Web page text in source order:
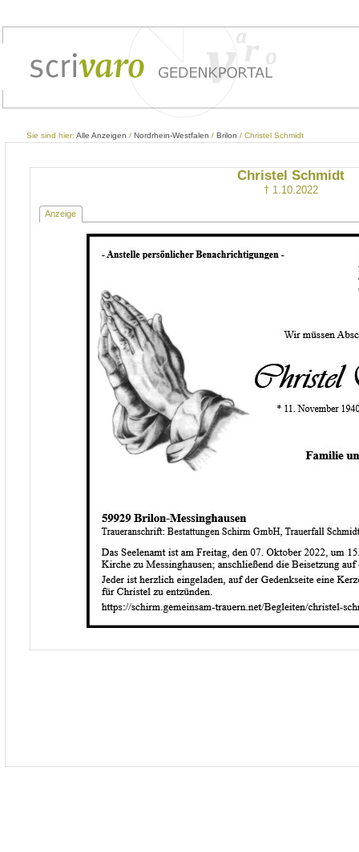
Sie sind hier: Alle Anzeigen / Nordrhein-Westfalen / Brilon / Christel Schmidt
Christel Schmidt
† 1.10.2022
Anzeige